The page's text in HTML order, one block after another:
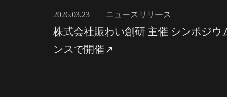
2026.03.23 | ニュースリリース
株式会社賑わい創研 主催 シンポジ
ンスで開催